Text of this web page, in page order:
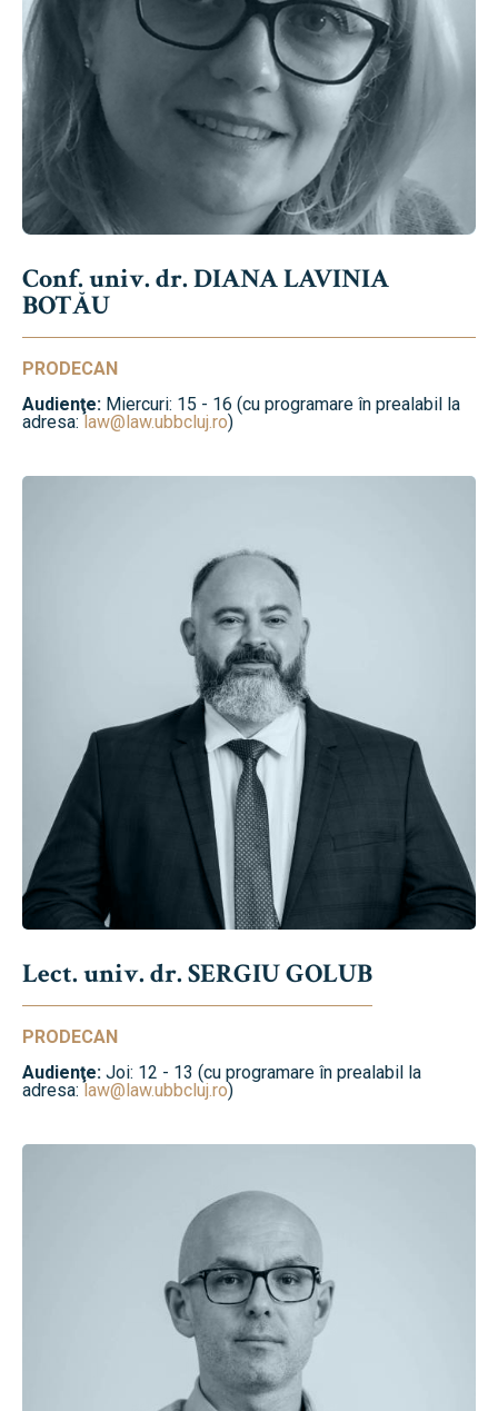
Conf. univ. dr. DIANA LAVINIA
BOTĂU
PRODECAN
Audienţe: Miercuri: 15 - 16 (cu programare în prealabil la
adresa: law@law.ubbcluj.ro)
Lect. univ. dr. SERGIU GOLUB
PRODECAN
Audienţe: Joi: 12 - 13 (cu programare în prealabil la
adresa:law@law.ubbcluj.ro)